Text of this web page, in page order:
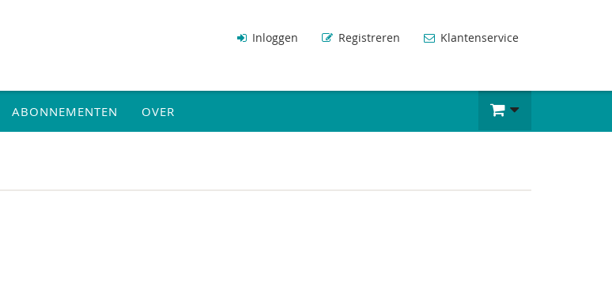
Inloggen Registreren Klantenservice
ABONNEMENTEN OVER